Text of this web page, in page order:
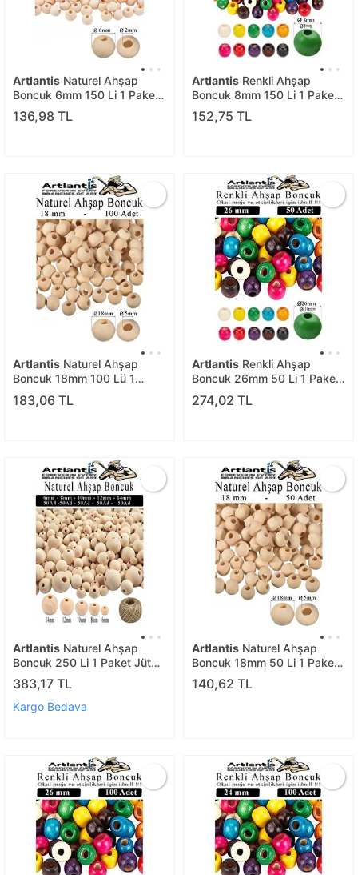
Artlantis Naturel Ahşap
Boncuk 6mm 150 Li 1 Paket
Ham Boyanabilir Ahşap
Yuvarlak Doğal Boncuklar
136,98 TL
Artlantis Renkli Ahşap
Boncuk 8mm 150 Li 1 Paket
Renkli Ahşap Boyalı Yuvarlak
Doğal Boncuklar Saç Takı
152,75 TL
Artlantis Naturel Ahşap
Boncuk 18mm 100 Lü 1
Paket Ham Boyanabilir
Ahşap Yuvarlak Doğal
183,06 TL
Artlantis Renkli Ahşap
Boncuk 26mm 50 Li 1 Paket
Renkli Ahşap Boyalı Yuvarlak
Doğal Boncuklar Saç Takı
274,02 TL
Artlantis Naturel Ahşap
Boncuk 250 Li 1 Paket Jüt
İpi Ham Boyanabilir Ahşap
Yuvarlak Doğal Boncuklar
Takı Tasarım Ektinlik Kreş
383,17 TL
Kargo Bedava
Artlantis Naturel Ahşap
Boncuk 18mm 50 Li 1 Paket
Ham Boyanabilir Ahşap
Yuvarlak Doğal Boncuklar
140,62 TL